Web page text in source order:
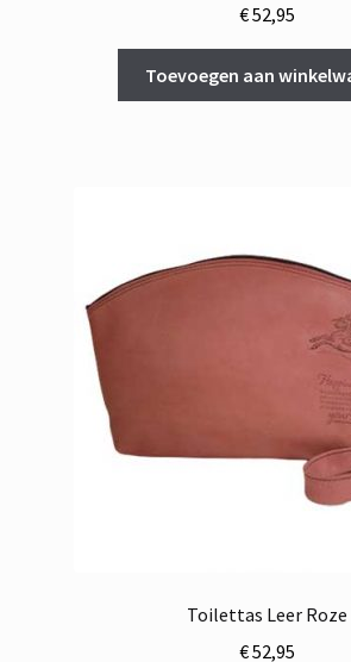
€52,95
Toevoegen aan
Toilettas Leer Roze
€52,95